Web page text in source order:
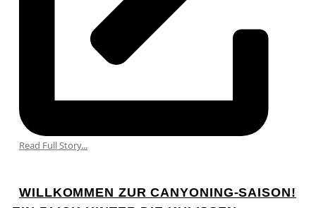
Read Full Story...
WILLKOMMEN ZUR CANYONING-SAISON!